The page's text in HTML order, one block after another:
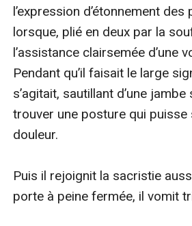
l’expression d’étonnement
lorsque, plié en deux par la
l’assistance clairsemée d’une
Pendant qu’il faisait le large
s’agitait, sautillant d’une jambe
trouver une posture qui puisse
douleur.
Puis il rejoignit la sacristie
porte à peine fermée, il vomit